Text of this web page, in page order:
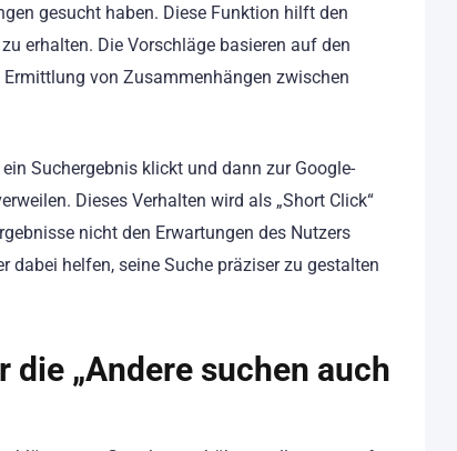
gesucht haben. Diese Funktion hilft den
erhalten. Die Vorschläge basieren auf den
von Zusammenhängen zwischen
Suchergebnis klickt und dann zur Google-
Dieses Verhalten wird als „Short Click“
nicht den Erwartungen des Nutzers
dabei helfen, seine Suche präziser zu gestalten
„Andere suchen auch